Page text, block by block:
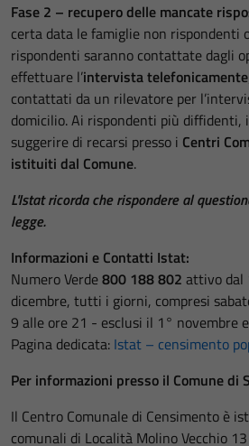
Fase 2 – recupero delle mancate
certa data le famiglie non rispondenti
rispondenti saranno contattate dagli
effettuare l’intervista telefonicamente
contattati da un rilevatore per
domicilio. Ai rispondenti più diffidenti,
suggerire di recarsi presso i Centri
istituiti dal Comune.
L'Istat ricorda che rispondere al
legge.
Informazioni e Contatti Istat:
Numero Verde800 188 802 attivo dal
dicembre, tutti i giorni, compresi
9 alle ore 21 - esclusi il 1° novembre
Pagina dedicata: Istat – censimento
Per informazioni presso il Comune di
Il Centro Comunale di Censimento è
comunali di Località Molino Vecchio 13